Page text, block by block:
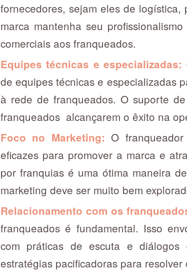
fornecedores, sejam eles de
marca mantenha seu
comerciais aos franqueados.
Equipes técnicas e especializadas:
de equipes técnicas e especializadas
à rede de franqueados. O suporte
franqueados alcançarem o êxito na
Foco no Marketing:O
eficazes para promover a marca e
por franquias é uma ótima maneira
marketing deve ser muito bem
Relacionamento com os
franqueados é fundamental. Isso
com práticas de escuta e diálogos
estratégias pacificadoras para